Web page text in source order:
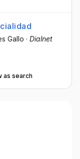
Gallo · Dialnet
as search